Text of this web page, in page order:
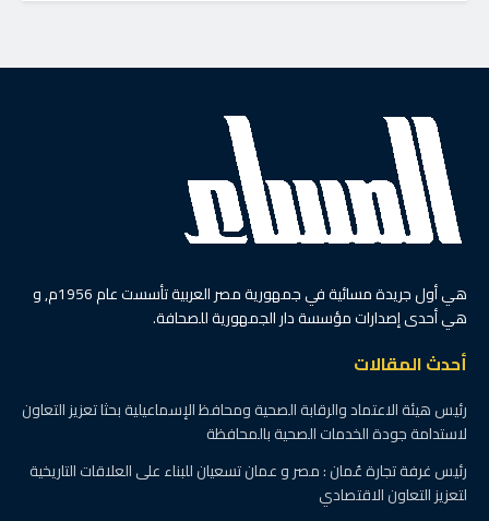
هي أول جريدة مسائية في جمهورية مصر العربية تأسست عام 1956م, و
هي أحدى إصدارات مؤسسة دار الجمهورية للصحافة.
أحدث المقالات
رئيس هيئة الاعتماد والرقابة الصحية ومحافظ الإسماعيلية بحثا تعزيز التعاون
لاستدامة جودة الخدمات الصحية بالمحافظة
رئيس غرفة تجارة عُمان : مصر و عمان تسعيان للبناء على العلاقات التاريخية
لتعزيز التعاون الاقتصادي